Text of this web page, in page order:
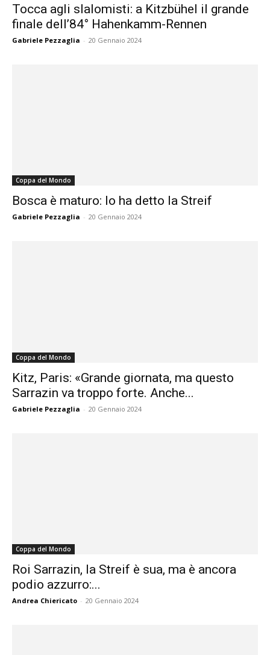
Tocca agli slalomisti: a Kitzbühel il grande
finale dell’84° Hahenkamm-Rennen
Gabriele Pezzaglia - 20 Gennaio 2024
Coppa del Mondo
Bosca è maturo: lo ha detto la Streif
Gabriele Pezzaglia - 20 Gennaio 2024
Coppa del Mondo
Kitz, Paris: «Grande giornata, ma questo
Sarrazin va troppo forte. Anche...
Gabriele Pezzaglia - 20 Gennaio 2024
Coppa del Mondo
Roi Sarrazin, la Streif è sua, ma è ancora
podio azzurro:...
Andrea Chiericato - 20 Gennaio 2024